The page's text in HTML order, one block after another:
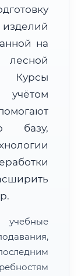
UTC+5
Дистанционно
на
базу,